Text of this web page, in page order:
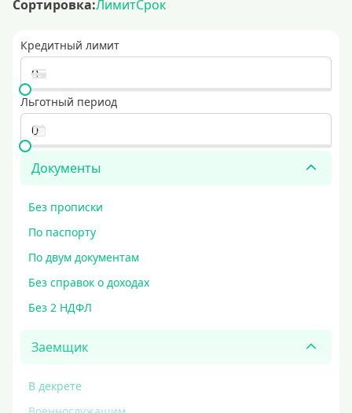
Сортировка:ЛимитСрок
Кредитный лимит
Льготный период
Документы
Без прописки
По паспорту
По двум документам
Без справок о доходах
Без 2 НДФЛ
Заемщик
В декрете